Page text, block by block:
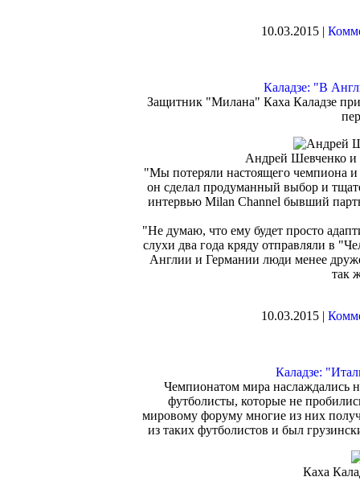
10.03.2015 |
Каладзе: "В
Защитник "Милана" Каха Каладзе
Андрей Шевченко и
"Мы потеряли настоящего чемпиона и
он сделал продуманный выбор и
интервью Milan Channel бывший
"Не думаю, что ему будет просто
слухи два года кряду отправляли в
Англии и Германии люди менее
так
10.03.2015 |
Каладзе:
Чемпионатом мира наслаждались
футболисты, которые не
мировому форуму многие из них
из таких футболистов и был
Каха